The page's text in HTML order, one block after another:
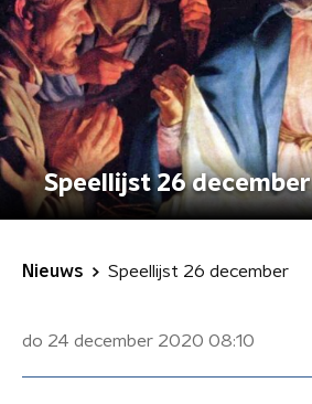
Speellijst 26 december
Nieuws Speellijst 26 december
do 24 december 2020 08:10